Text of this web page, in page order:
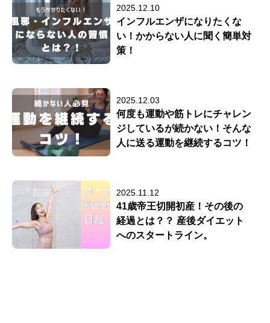
2025.12.10
インフルエンザになりたくな
い！かからない人に聞く簡単対
策！
2025.12.03
何度も運動や筋トレにチャレン
ジしているが続かない！そんな
人に送る運動を継続するコツ！
2025.11.12
41歳帝王切開初産！その後の
経過とは？？ 産後ダイエット
へのスタートライン。